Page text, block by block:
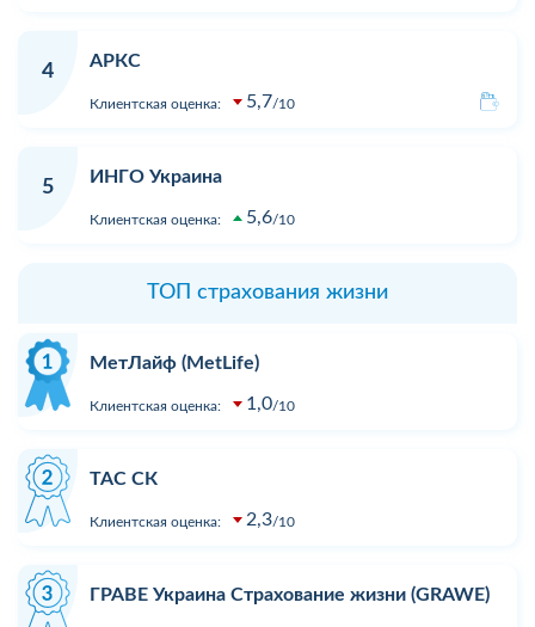
4
АРКС
Клиентская оценка: 5,7 10
5
ИНГО Украина
Клиентская оценка: 5,6 10
ТОП страхования жизни
МетЛайф (MetLife)
Клиентская оценка: 1,0 10
ТАС СК
Клиентская оценка: 2,3 10
ГРАВЕ Украина Страхование жизни (GRAWE)